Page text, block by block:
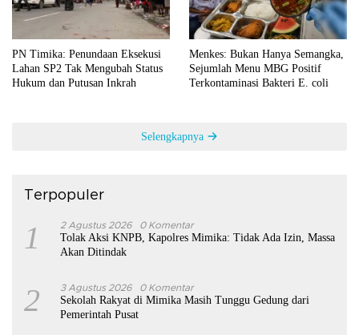
PN Timika: Penundaan Eksekusi
Lahan SP2 Tak Mengubah Status
Hukum dan Putusan Inkrah
Menkes: Bukan Hanya Semangka,
Sejumlah Menu MBG Positif
Terkontaminasi Bakteri E. coli
Selengkapnya
Terpopuler
1 2 Agustus 2026 0 Komentar
Tolak Aksi KNPB, Kapolres Mimika: Tidak Ada Izin, Massa
Akan Ditindak
2 3 Agustus 2026 0 Komentar
Sekolah Rakyat di Mimika Masih Tunggu Gedung dari
Pemerintah Pusat